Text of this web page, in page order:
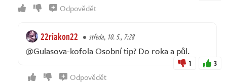
Odpovědět
22riakon22 středa, 10. 5., 7:28
@Gulasova-kofola Osobní tip? Do roka a půl.
1 3
Odpovědět